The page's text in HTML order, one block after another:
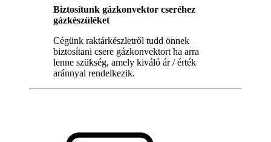
Biztosítunk gázkonvektor cseréhez
gázkészüléket
Cégünk raktárkészletről tudd önnek
biztosítani csere gázkonvektort ha arra
lenne szükség, amely kiváló ár / érték
aránnyal rendelkezik.